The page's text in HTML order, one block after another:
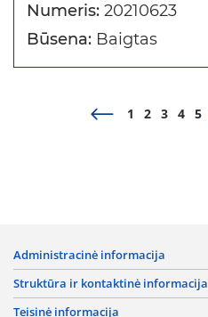
Numeris: 20210623
Būsena: Baigtas
1 2 3 4 5
administracinė informacija
struktūra ir kontaktinė informacija
teisinė informacija